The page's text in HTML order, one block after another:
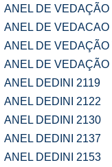
ANEL DE VEDAÇÃO
ANEL DE
ANEL DE
ANEL DE
ANEL DEDINI 2119
ANEL DEDINI 2122
ANEL DEDINI 2130
ANEL DEDINI 2137
ANEL DEDINI 2153